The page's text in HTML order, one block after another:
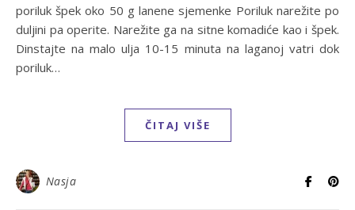
poriluk špek oko 50 g lanene sjemenke Poriluk narežite po
duljini pa operite. Narežite ga na sitne komadiće kao i špek.
Dinstajte na malo ulja 10-15 minuta na laganoj vatri dok
poriluk…
ČITAJ VIŠE
Nasja